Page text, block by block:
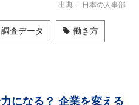
出典 日本の人事部
査データ 働き方
になる？ 企業を変える